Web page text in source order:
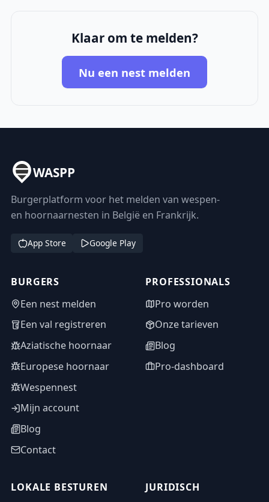
Klaar om te melden?
Nu een nest melden
WASPP
Burgerplatform voor het melden van wespen-
en hoornaarnesten in België en Frankrijk.
App Store Google Play
BURGERS
Een nest melden
Een val registreren
Aziatische hoornaar
Europese hoornaar
Wespennest
Mijn account
Blog
Contact
PROFESSIONALS
Pro worden
Onze tarieven
Blog
Pro-dashboard
LOKALE BESTUREN JURIDISCH